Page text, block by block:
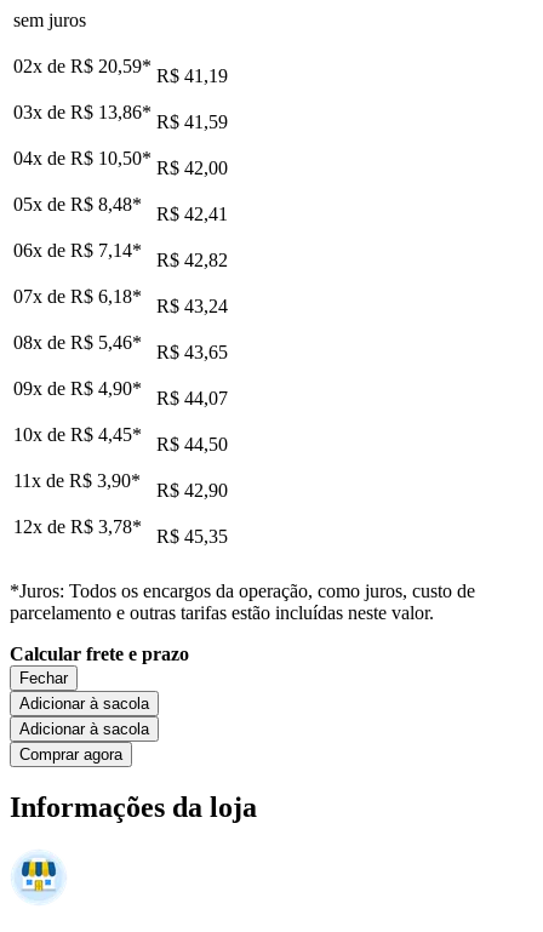
sem juros
02x de R$ 20,59* R$ 41,19
03x de R$ 13,86* R$ 41,59
04x de R$ 10,50* R$ 42,00
05x de R$ 8,48*
R$ 42,41
06x de R$ 7,14*
R$ 42,82
07x de R$ 6,18*
R$ 43,24
08x de R$ 5,46*
R$ 43,65
09x de R$ 4,90*
R$ 44,07
10x de R$ 4,45*
R$ 44,50
11x de R$ 3,90*
R$ 42,90
12x de R$ 3,78* R$ 45,35
*Juros: Todos os encargos da operação, como juros, custo de
parcelamento e outras tarifas estão incluídas neste valor.
Calcular frete e prazo
Fechar
Adicionar à sacola
Adicionar à sacola
Comprar agora
Informações da loja